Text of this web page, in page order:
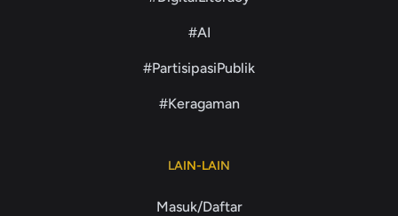
#AI
#PartisipasiPublik
#Keragaman
LAIN-LAIN
Masuk/Daftar